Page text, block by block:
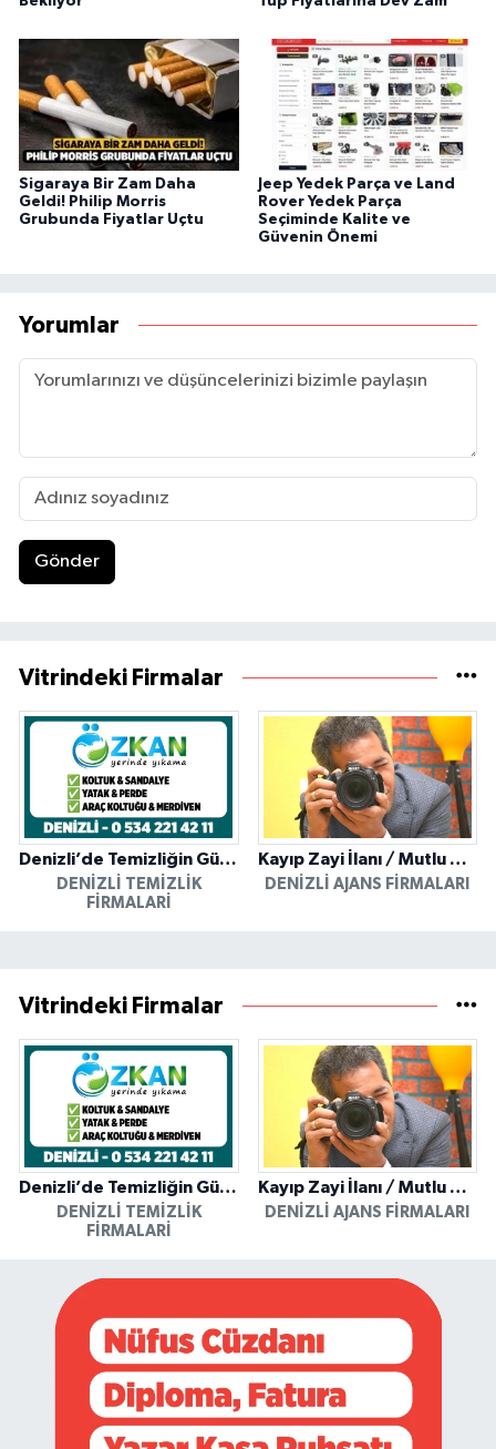
Sigaraya Bir Zam Daha
Geldi! Philip Morris
Grubunda Fiyatlar Uçtu
Jeep Yedek Parça ve Land
Rover Yedek Parça
Seçiminde Kalite ve
Güvenin Önemi
Yorumlar
Gönder
Vitrindeki Firmalar
Denizli’de Temizliğin Güvenilir Adresi: Özkan Yerinde Yıkama
DENIZLI TEMIZLIK
FIRMALARI
Kayıp Zayi İlanı / Mutlu Ajans / Denizli
DENIZLI AJANS FIRMALARI
Vitrindeki Firmalar
Denizli’de Temizliğin Güvenilir Adresi: Özkan Yerinde Yıkama
DENIZLI TEMIZLIK
FIRMALARI
Kayıp Zayi İlanı / Mutlu Ajans / Denizli
DENIZLI AJANS FIRMALARI